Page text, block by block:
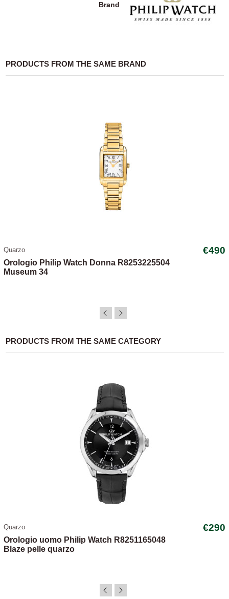
Brand
PRODUCTS FROM THE SAME BRAND
Quarzo €490
Orologio Philip Watch Donna R8253225504
Museum 34
PRODUCTS FROM THE SAME CATEGORY
Quarzo €290
Orologio uomo Philip Watch R8251165048
Blaze pelle quarzo